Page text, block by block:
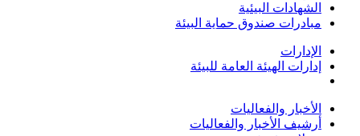
الشهادات البيئية
مبادرات صندوق حماية البيئة
الإدارات
إدارات الهيئة العامة للبيئة
الأخبار والفعاليات
أرشيف الأخبار والفعاليات